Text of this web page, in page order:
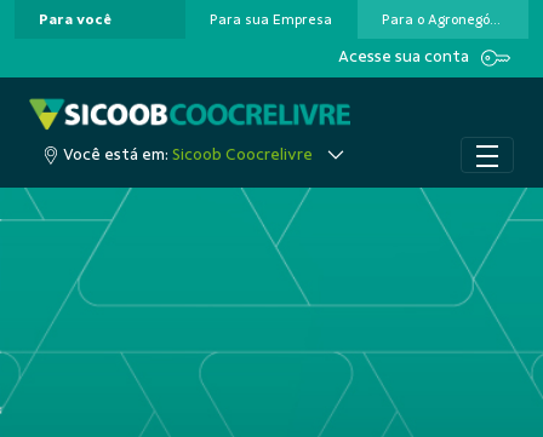
Pular para o Conteúdo principal
Para você Para sua Empresa Para o Agronegócio
Acesse sua conta
Você está em: Sicoob Coocrelivre